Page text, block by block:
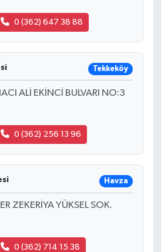
0 (362) 647 38 88
Tekkeköy
ALİ EKİNCİ BULVARI NO:3
0 (362) 256 13 96
Havza
ZEKERİYA YÜKSEL SOK.
0 (362) 714 15 38